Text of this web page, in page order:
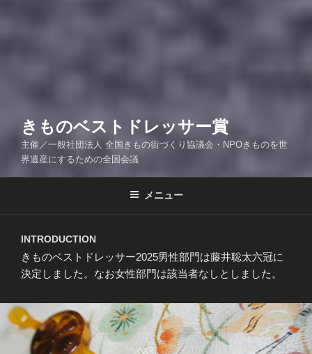
きものベストドレッサー賞
主催／一般社団法人 全国きもの街づくり協議会・NPOきものを世
界遺産にするための全国会議
メニュー
INTRODUCTION
きものベストドレッサー2025男性部門は藤井聡太六冠に
決定しました。なお女性部門は該当者なしとしました。